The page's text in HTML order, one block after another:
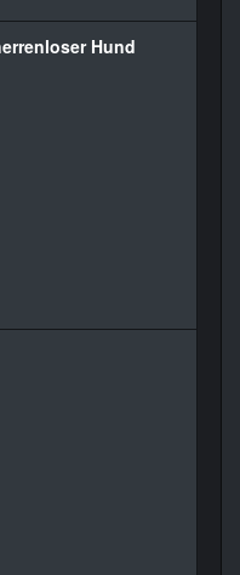
Hund